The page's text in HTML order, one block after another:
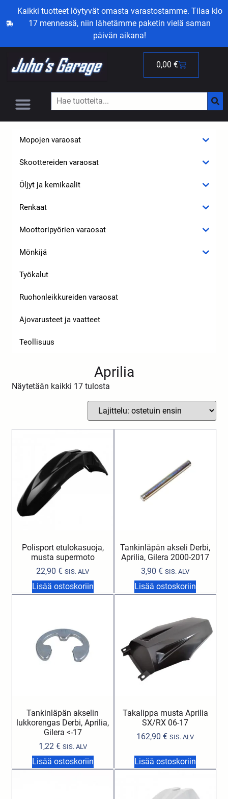
Kaikki tuotteet löytyvät omasta varastostamme. Tilaa klo
17 mennessä, niin lähetämme paketin vielä saman
päivän aikana!
0,00 €
Mopojen varaosat
Skoottereiden varaosat
Öljyt ja kemikaalit
Renkaat
Moottoripyörien varaosat
Mönkijä
Työkalut
Ruohonleikkureiden varaosat
Ajovarusteet ja vaatteet
Teollisuus
Aprilia
Näytetään kaikki 17 tulosta
Polisport etulokasuoja,
musta supermoto
22,90€ SIS. ALV
Lisää ostoskoriin
Tankinläpän akseli Derbi,
Aprilia, Gilera 2000-2017
3,90€ SIS. ALV
Lisää ostoskoriin
Tankinläpän akselin
lukkorengas Derbi, Aprilia,
Gilera <-17
1,22 € SIS. ALV
Lisää ostoskoriin
Takalippa musta Aprilia
SX/RX 06-17
162,90€ SIS. ALV
Lisää ostoskoriin